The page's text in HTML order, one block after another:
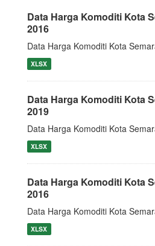
Data Harga Komoditi Kota
2016
Data Harga Komoditi Kota
XLSX
Data Harga Komoditi Kota
2019
Data Harga Komoditi Kota
XLSX
Data Harga Komoditi Kota
2016
Data Harga Komoditi Kota
XLSX